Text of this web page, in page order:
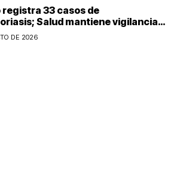
registra 33 casos de
Salud mantiene vigilancia
DE 2026